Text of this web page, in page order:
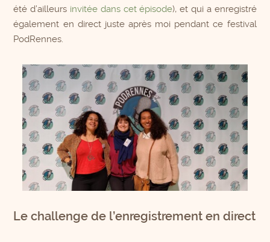
été d’ailleurs invitée dans cet épisode), et qui a enregistré
également en direct juste après moi pendant ce festival
PodRennes.
Le challenge de l’enregistrement en direct